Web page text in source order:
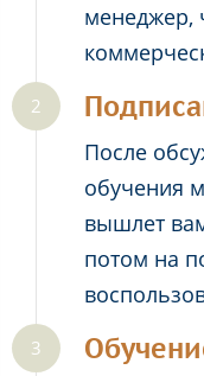
менеджер,
После
обучения
вышлет
потом на